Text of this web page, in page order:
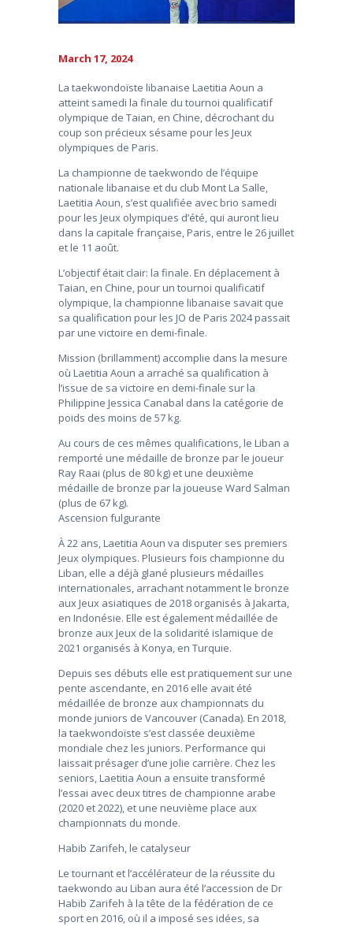
March 17, 2024
La taekwondoïste libanaise Laetitia Aoun a
atteint samedi la finale du tournoi qualificatif
olympique de Taian, en Chine, décrochant du
coup son précieux sésame pour les Jeux
olympiques de Paris.
La championne de taekwondo de l’équipe
nationale libanaise et du club Mont La Salle,
Laetitia Aoun, s’est qualifiée avec brio samedi
pour les Jeux olympiques d’été, qui auront lieu
dans la capitale française, Paris, entre le 26 juillet
et le 11 août.
L’objectif était clair: la finale. En déplacement à
Taian, en Chine, pour un tournoi qualificatif
olympique, la championne libanaise savait que
sa qualification pour les JO de Paris 2024 passait
par une victoire en demi-finale.
Mission (brillamment) accomplie dans la mesure
où Laetitia Aoun a arraché sa qualification à
l’issue de sa victoire en demi-finale sur la
Philippine Jessica Canabal dans la catégorie de
poids des moins de 57 kg.
Au cours de ces mêmes qualifications, le Liban a
remporté une médaille de bronze par le joueur
Ray Raai (plus de 80 kg) et une deuxième
médaille de bronze par la joueuse Ward Salman
(plus de 67 kg).
Ascension fulgurante
À 22 ans, Laetitia Aoun va disputer ses premiers
Jeux olympiques. Plusieurs fois championne du
Liban, elle a déjà glané plusieurs médailles
internationales, arrachant notamment le bronze
aux Jeux asiatiques de 2018 organisés à Jakarta,
en Indonésie. Elle est également médaillée de
bronze aux Jeux de la solidarité islamique de
2021 organisés à Konya, en Turquie.
Depuis ses débuts elle est pratiquement sur une
pente ascendante, en 2016 elle avait été
médaillée de bronze aux championnats du
monde juniors de Vancouver (Canada). En 2018,
la taekwondoïste s’est classée deuxième
mondiale chez les juniors. Performance qui
laissait présager d’une jolie carrière. Chez les
seniors, Laetitia Aoun a ensuite transformé
l’essai avec deux titres de championne arabe
(2020 et 2022), et une neuvième place aux
championnats du monde.
Habib Zarifeh, le catalyseur
Le tournant et l’accélérateur de la réussite du
taekwondo au Liban aura été l’accession de Dr
Habib Zarifeh à la tête de la fédération de ce
sport en 2016, où il a imposé ses idées, sa